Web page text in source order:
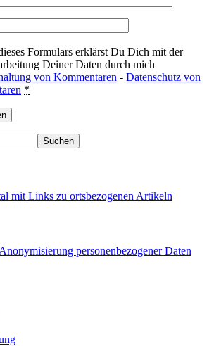
Formulars erklärst Du Dich mit der
Deiner Daten durch mich
von Kommentaren - Datenschutz von
*
personenbezogener Daten